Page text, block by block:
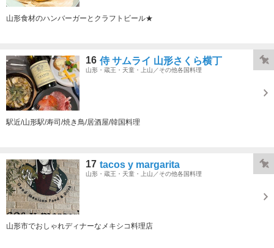
山形食材のハンバーガーとクラフトビール★
16 侍 サムライ 山形さくら横丁
山形・蔵王・天童・上山／その他各国料理
駅近/山形駅/寿司/焼き鳥/居酒屋/韓国料理
17 tacos y margarita
山形・蔵王・天童・上山／その他各国料理
山形市でおしゃれディナーなメキシコ料理店